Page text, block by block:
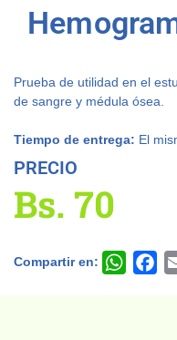
Prueba de utilidad en el
de sangre y médula ósea.
Tiempo de entrega: El
PRECIO
Bs. 70
Compartir en: